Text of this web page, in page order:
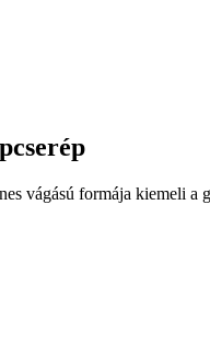
vágású formája kiemeli a